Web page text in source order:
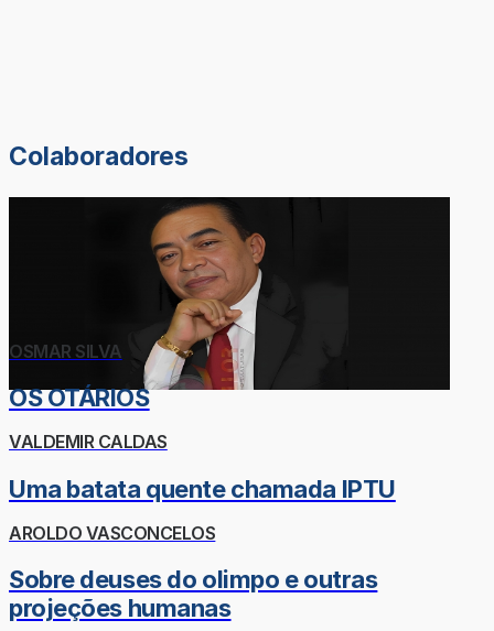
Colaboradores
OSMAR SILVA
OS OTÁRIOS
VALDEMIR CALDAS
Uma batata quente chamada IPTU
AROLDO VASCONCELOS
Sobre deuses do olimpo e outras
projeções humanas